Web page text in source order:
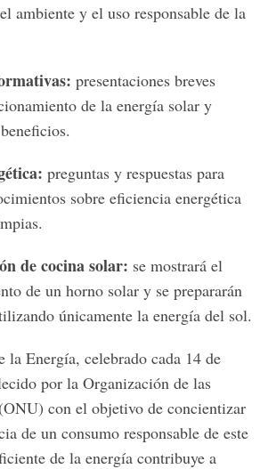
ambiente y el uso responsable de la
presentaciones breves
de la energía solar y
preguntas y respuestas para
sobre eficiencia energética
de cocina solar: se mostrará el
de un horno solar y se prepararán
únicamente la energía del sol.
Energía, celebrado cada 14 de
por la Organización de las
con el objetivo de concientizar
de un consumo responsable de este
de la energía contribuye a